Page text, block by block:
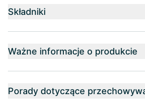
Składniki
Ważne informacje o produkcie
Porady dotyczące